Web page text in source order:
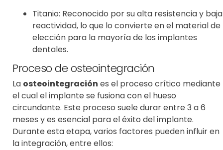
Titanio: Reconocido por su alta resistencia y baja
reactividad, lo que lo convierte en el material de
elección para la mayoría de los implantes
dentales.
Proceso de osteointegración
La osteointegración es el proceso crítico mediante
el cual el implante se fusiona con el hueso
circundante. Este proceso suele durar entre 3 a 6
meses y es esencial para el éxito del implante.
Durante esta etapa, varios factores pueden influir en
la integración, entre ellos: